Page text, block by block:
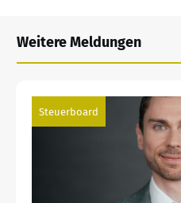
Weitere Meldungen
Steuerboard